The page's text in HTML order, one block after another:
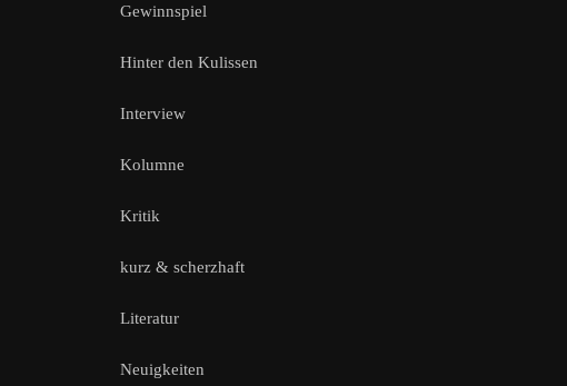
Gewinnspiel
Hinter den Kulissen
Interview
Kolumne
Kritik
kurz & scherzhaft
Literatur
Neuigkeiten